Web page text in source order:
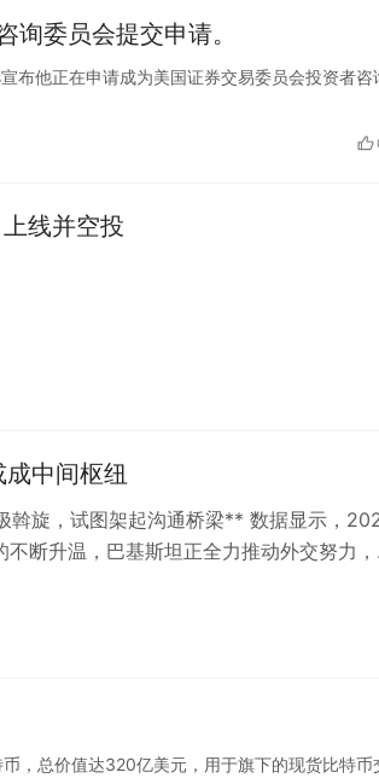
委员会提交申请。
布他正在申请成为美国证券交易委员会投资者咨
线并空投
中间枢纽
斡旋，试图架起沟通桥梁** 数据显示，
断升温，巴基斯坦正全力推动外交努力，
，总价值达320亿美元，用于旗下的现货比特币